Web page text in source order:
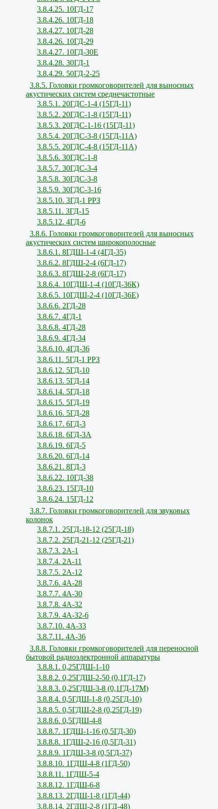
3.8.4.25. 10ГД-17
3.8.4.26. 10ГД-18
3.8.4.27. 10ГД-28
3.8.4.26. 10ГД-29
3.8.4.27. 10ГД-30Е
3.8.4.28. 30ГД-1
3.8.4.29. 50ГД-2-25
3.8.5. Головки громкоговорителей для выносных
акустических систем среднечастотные
3.8.5.1. 20ГДС-1-4 (15ГД-11)
3.8.5.2. 20ГДС-1-8 (15ГД-11)
3.8.5.3. 20ГДС-1-16 (15ГД-11)
3.8.5.4. 20ГДС-3-8 (15ГД-11А)
3.8.5.5. 20ГДС-4-8 (15ГД-11А)
3.8.5.6. 30ГДС-1-8
3.8.5.7. 30ГДС-3-4
3.8.5.8. 30ГДС-3-8
3.8.5.9. 30ГДС-3-16
3.8.5.10. 3ГД-1 РРЗ
3.8.5.11. 3ГД-15
3.8.5.12. 4ГД-6
3.8.6. Головки громкоговорителей для выносных
акустических систем широкополосные
3.8.6.1. 8ГДШ-1-4 (4ГД-35)
3.8.6.2. 8ГДШ-2-4 (6ГД-17)
3.8.6.3. 8ГДШ-2-8 (6ГД-17)
3.8.6.4. 10ГДШ-1-4 (10ГД-36К)
3.8.6.5. 10ГДШ-2-4 (10ГД-36Е)
3.8.6.6. 2ГД-28
3.8.6.7. 4ГД-1
3.8.6.8. 4ГД-28
3.8.6.9. 4ГД-34
3.8.6.10. 4ГД-36
3.8.6.11. 5ГД-1 РРЗ
3.8.6.12. 5ГД-10
3.8.6.13. 5ГД-14
3.8.6.14. 5ГД-18
3.8.6.15. 5ГД-19
3.8.6.16. 5ГД-28
3.8.6.17. 6ГД-3
3.8.6.18. 6ГД-3А
3.8.6.19. 6ГД-5
3.8.6.20. 6ГД-14
3.8.6.21. 8ГД-3
3.8.6.22. 10ГД-38
3.8.6.23. 15ГД-10
3.8.6.24. 15ГД-12
3.8.7. Головки громкоговорителей для звуковых
колонок
3.8.7.1. 25ГД-18-12 (25ГД-18)
3.8.7.2. 25ГД-21-12 (25ГД-21)
3.8.7.3. 2А-1
3.8.7.4. 2А-11
3.8.7.5. 2А-12
3.8.7.6. 4А-28
3.8.7.7. 4А-30
3.8.7.8. 4А-32
3.8.7.9. 4А-32-6
3.8.7.10. 4А-33
3.8.7.11. 4А-36
3.8.8. Головки громкоговорителей для переносной
бытовой радиоэлектронной аппаратуры
3.8.8.1. 0,25ГДШ-1-10
3.8.8.2. 0,25ГДШ-2-50 (0,1ГД-17)
3.8.8.3. 0,25ГДШ-3-8 (0,1ГД-17М)
3.8.8.4. 0,5ГДШ-1-8 (0,25ГД-10)
3.8.8.5. 0,5ГДШ-2-8 (0,25ГД-19)
3.8.8.6. 0,5ГДШ-4-8
3.8.8.7. 1ГДШ-1-16 (0,5ГД-30)
3.8.8.8. 1ГДШ-2-16 (0,5ГД-31)
3.8.8.9. 1ГДШ-3-8 (0,5ГД-37)
3.8.8.10. 1ГДШ-4-8 (1ГД-50)
3.8.8.11. 1ГДШ-5-4
3.8.8.12. 1ГДШ-6-8
3.8.8.13. 2ГДШ-1-8 (1ГД-44)
3.8.8.14. 2ГДШ-2-8 (1ГД-48)